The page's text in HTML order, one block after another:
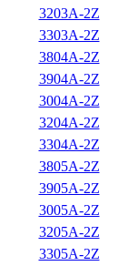
3203A-2Z
3303A-2Z
3804A-2Z
3904A-2Z
3004A-2Z
3204A-2Z
3304A-2Z
3805A-2Z
3905A-2Z
3005A-2Z
3205A-2Z
3305A-2Z